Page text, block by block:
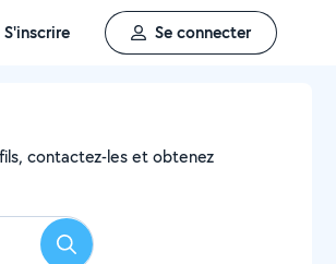
S'inscrire Se connecter
contactez-les et obtenez
Rechercher